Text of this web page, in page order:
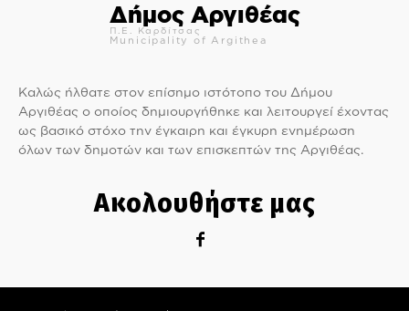
Δήμος Αργιθέας
Π.Ε. Καρδίτσας
Municipality of Argithea
Καλώς ήλθατε στον επίσημο ιστότοπο του Δήμου
Αργιθέας ο οποίος δημιουργήθηκε και λειτουργεί έχοντας
ως βασικό στόχο την έγκαιρη και έγκυρη ενημέρωση
όλων των δημοτών και των επισκεπτών της Αργιθέας.
Ακολουθήστε μας